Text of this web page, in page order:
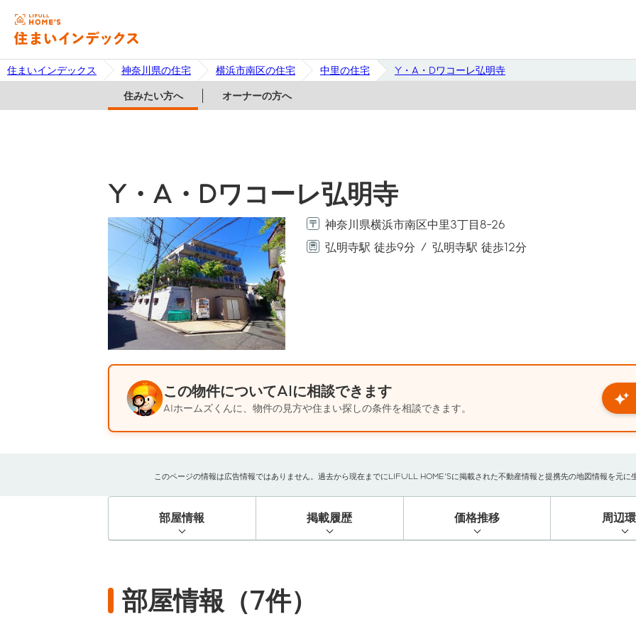
住まいインデックス 神奈川県の住宅 横浜市南区の住宅 中里の住宅 Y・A・Dワコーレ弘明寺
住みたい方へ オーナーの方へ
Y・A・Dワコーレ弘明寺
神奈川県横浜市南区中里3丁目8-26
弘明寺駅 徒歩9分
弘明寺駅 徒歩12分
この物件についてAIに相談できます
AIホームズくんに、物件の見方や住まい探しの条件を相談できます。
このページの情報は広告情報ではありません。過去から現在までにLIFULL HOME'Sに掲載された不動産情報と提携先の地図情報を元
部屋情報 掲載履歴 価格推移 周辺
部屋情報（7件）